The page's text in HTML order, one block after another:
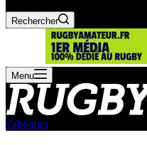
Rechercher
Menu
s'abonner